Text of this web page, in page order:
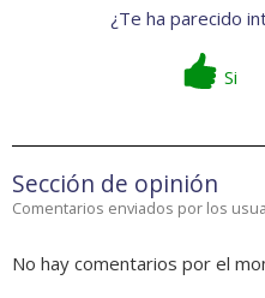
¿Te ha parecido
Si
Sección de opinión
Comentarios enviados por los
No hay comentarios por el